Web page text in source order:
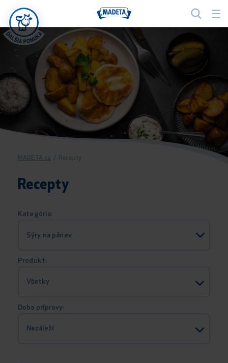
MADETA.cz / Recepty
Recepty
Kategória:
Sýry na pánev
Produkt:
Doba prípravy: